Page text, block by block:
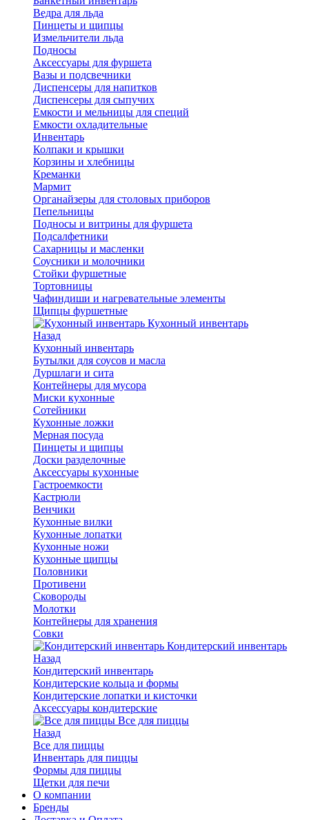
Ведра для льда
Пинцеты и щипцы
Измельчители льда
Подносы
Аксессуары для фуршета
Вазы и подсвечники
Диспенсеры для напитков
Диспенсеры для сыпучих
Емкости и мельницы для специй
Емкости охладительные
Инвентарь
Колпаки и крышки
Корзины и хлебницы
Креманки
Мармит
Органайзеры для столовых приборов
Пепельницы
Подносы и витрины для фуршета
Подсалфетники
Сахарницы и масленки
Соусники и молочники
Стойки фуршетные
Тортовницы
Чафиндиши и нагревательные элементы
Щипцы фуршетные
Кухонный инвентарь
Назад
Кухонный инвентарь
Бутылки для соусов и масла
Дуршлаги и сита
Контейнеры для мусора
Миски кухонные
Сотейники
Кухонные ложки
Мерная посуда
Пинцеты и щипцы
Доски разделочные
Аксессуары кухонные
Гастроемкости
Кастрюли
Венчики
Кухонные вилки
Кухонные лопатки
Кухонные ножи
Кухонные щипцы
Половники
Противени
Сковороды
Молотки
Контейнеры для хранения
Совки
Кондитерский инвентарь
Назад
Кондитерский инвентарь
Кондитерские кольца и формы
Кондитерские лопатки и кисточки
Аксессуары кондитерские
Все для пиццы
Назад
Все для пиццы
Инвентарь для пиццы
Формы для пиццы
Щетки для печи
О компании
Бренды